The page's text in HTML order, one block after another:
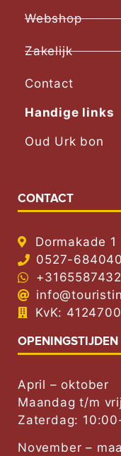
Webshop
Zakelijk
Contact
Handige links
Oud Urk bon
CONTACT
Dormakade 1
0527-684040
KvK:
OPENINGSTIJDEN
April – oktober
Maandag t/m
Zaterdag:
November –